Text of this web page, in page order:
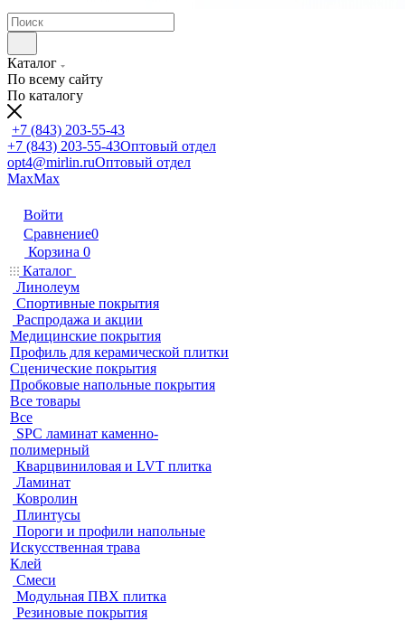
Каталог
По всему сайту
По каталогу
+7 (843) 203-55-43
+7 (843) 203-55-43Оптовый отдел
opt4@mirlin.ruОптовый отдел
MaxMax
Войти
Сравнение0
Корзина 0
Каталог
Линолеум
Спортивные покрытия
Распродажа и акции
Медицинские покрытия
Профиль для керамической плитки
Сценические покрытия
Пробковые напольные покрытия
Все товары
Все
SPC ламинат каменно-
полимерный
Кварцвиниловая и LVT плитка
Ламинат
Ковролин
Плинтусы
Пороги и профили напольные
Искусственная трава
Клей
Смеси
Модульная ПВХ плитка
Резиновые покрытия